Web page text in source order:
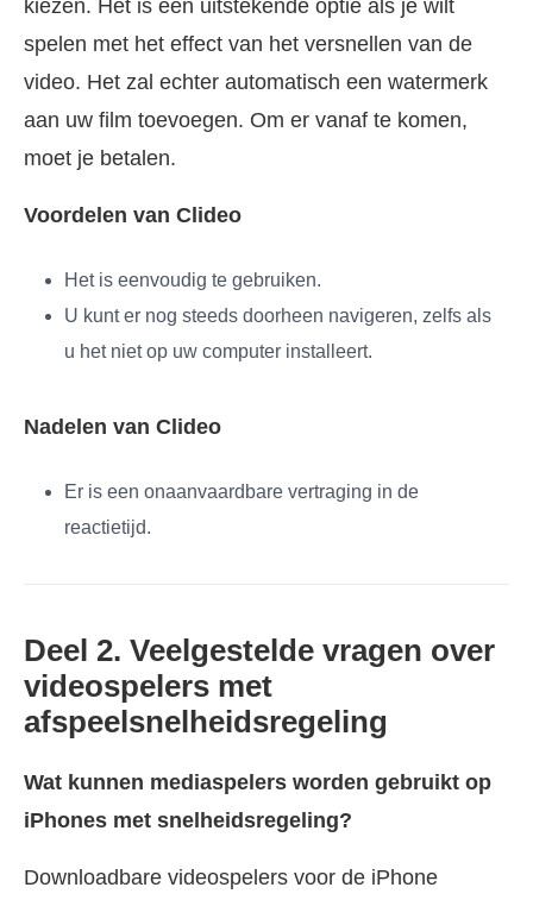
kiezen. Het is een uitstekende optie als je wilt
spelen met het effect van het versnellen van de
video. Het zal echter automatisch een watermerk
aan uw film toevoegen. Om er vanaf te komen,
moet je betalen.
Voordelen van Clideo
Het is eenvoudig te gebruiken.
U kunt er nog steeds doorheen navigeren, zelfs als
u het niet op uw computer installeert.
Nadelen van Clideo
Er is een onaanvaardbare vertraging in de
reactietijd.
Deel 2. Veelgestelde vragen over
videospelers met
afspeelsnelheidsregeling
Wat kunnen mediaspelers worden gebruikt op
iPhones met snelheidsregeling?
Downloadbare videospelers voor de iPhone